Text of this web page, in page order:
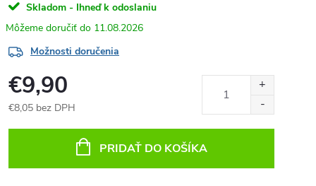
Skladom - Ihneď k odoslaniu
11.08.2026
Možnosti doručenia
€9,90
€8,05 bez DPH
PRIDAŤ DO KOŠÍKA